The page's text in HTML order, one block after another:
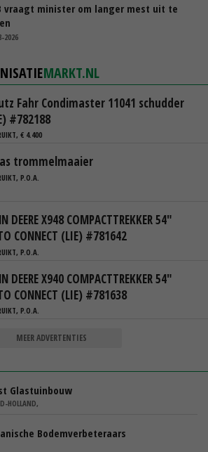
vraagt minister om langer mest uit te
2026
MARKT.NL
Fahr Condimaster 11041 schudder
#782188
€ 4.400
trommelmaaier
P.O.A.
DEERE X948 COMPACTTREKKER 54"
CONNECT (LIE) #781642
P.O.A.
DEERE X940 COMPACTTREKKER 54"
CONNECT (LIE) #781638
P.O.A.
MEER ADVERTENTIES
Glastuinbouw
HOLLAND,
Bodemverbeteraars